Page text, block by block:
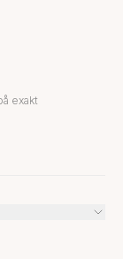
exakt